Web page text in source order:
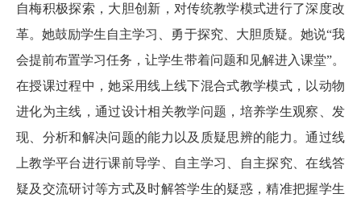
自梅积极探索，大胆创新，对传统教学模式进行了深度改
革。她鼓励学生自主学习、勇于探究、大胆质疑。她说“我
会提前布置学习任务，让学生带着问题和见解进入课堂”。
在授课过程中，她采用线上线下混合式教学模式，以动物
进化为主线，通过设计相关教学问题，培养学生观察、发
现、分析和解决问题的能力以及质疑思辨的能力。通过线
上教学平台进行课前导学、自主学习、自主探究、在线答
疑及交流研讨等方式及时解答学生的疑惑，精准把握学生